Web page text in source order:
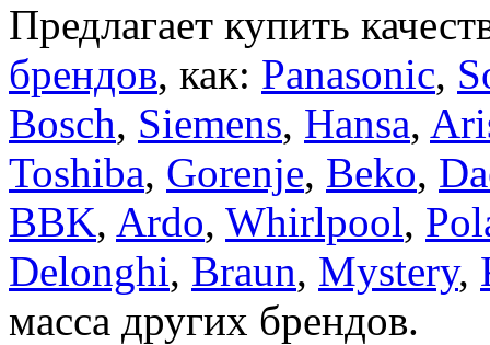
Предлагает купить
брендов, как: Panasonic,
Bosch, Siemens, Hansa,
Toshiba, Gorenje, Beko,
BBK, Ardo, Whirlpool,
Delonghi, Braun, Mystery,
масса других брендов.